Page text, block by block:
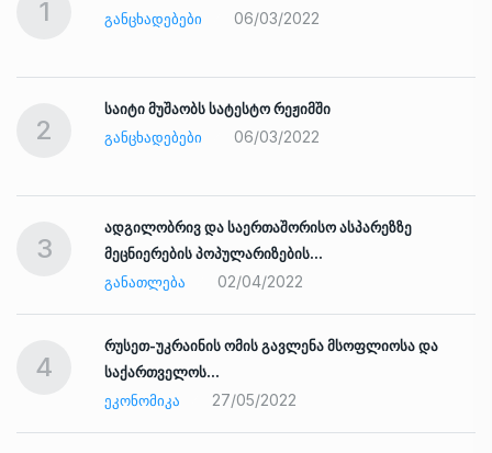
1 ᲒᲐᲜᲪᲮᲐᲓᲔᲑᲔᲑᲘ 06/03/2022
2
საიტი მუშაობს სატესტო რეჟიმში
ᲒᲐᲜᲪᲮᲐᲓᲔᲑᲔᲑᲘ
06/03/2022
3
ადგილობრივ და საერთაშორისო ასპარეზზე
მეცნიერების პოპულარიზების…
ᲒᲐᲜᲐᲗᲚᲔᲑᲐ
02/04/2022
4
რუსეთ-უკრაინის ომის გავლენა მსოფლიოსა და
საქართველოს…
ᲔᲙᲝᲜᲝᲛᲘᲙᲐ
27/05/2022